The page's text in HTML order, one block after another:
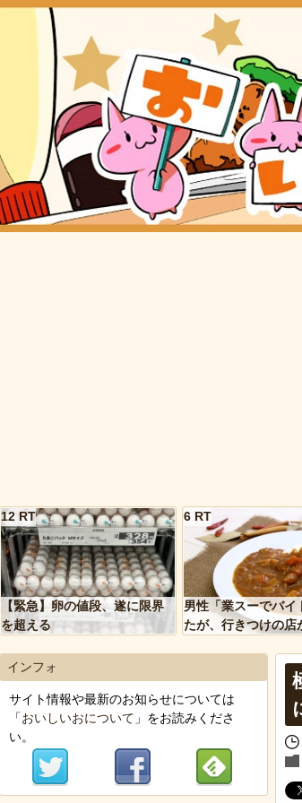
12 RT
【緊急】卵の値段、遂に限界
を超える
6 RT
男性「業スーでバイ
たが、行きつけの店
インフォ
サイト情報や最新のお知らせについては
「おいしいおについて 」をお読みくださ
い。